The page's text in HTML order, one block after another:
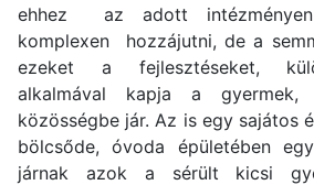
ehhez az adott
komplexen hozzájutni, de a
ezeket a fejlesztéseket,
alkalmával kapja a gyermek,
közösségbe jár. Az is egy sajátos
bölcsőde, óvoda épületében
járnak azok a sérült kicsi